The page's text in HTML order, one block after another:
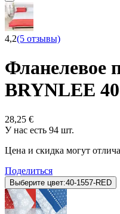
4,2(5 отзывы)
Фланелевое
BRYNLEE
28,25 €
У нас есть 94 шт.
Цена и скидка могут
Поделиться
Выберите цвет:40-1557-RED